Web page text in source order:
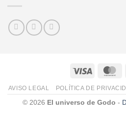
AVISO LEGAL POLÍTICA DE
© 2026 El universo de Godo -